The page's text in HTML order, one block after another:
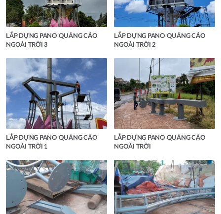
LẮP DỰNG PANO QUẢNG CÁO
NGOÀI TRỜI 3
LẮP DỰNG PANO QUẢNG CÁO
NGOÀI TRỜI 2
LẮP DỰNG PANO QUẢNG CÁO
NGOÀI TRỜI 1
LẮP DỰNG PANO QUẢNG CÁO
NGOÀI TRỜI